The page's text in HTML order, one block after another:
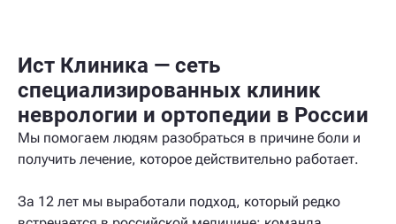
Ист Клиника — сеть
специализированных клиник
неврологии и ортопедии в России
Мы помогаем людям разобраться в причине боли и
получить лечение, которое действительно работает.
За 12 лет мы выработали подход, который редко